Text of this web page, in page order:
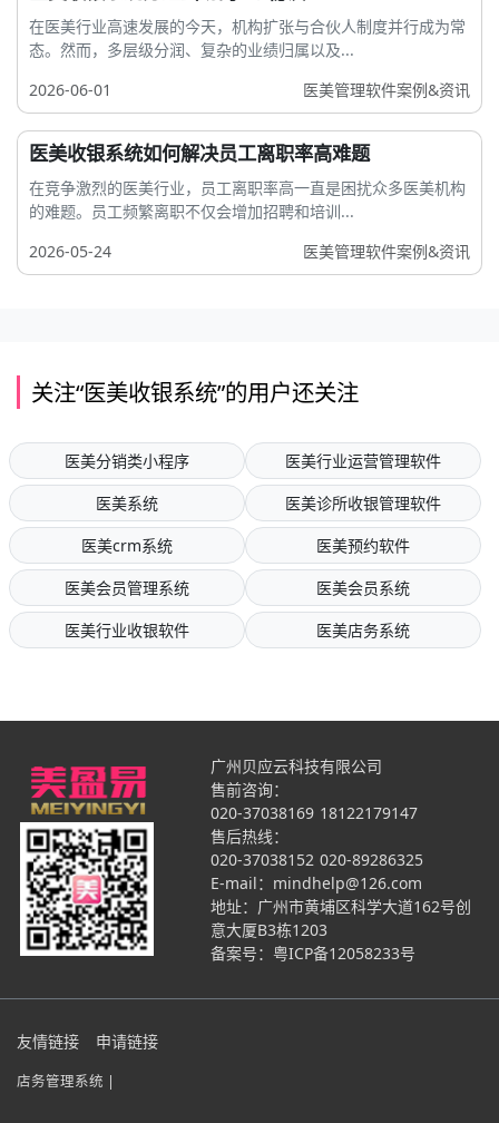
在医美行业高速发展的今天，机构扩张与合伙人制度并行成为常
态。然而，多层级分润、复杂的业绩归属以及...
2026-06-01
医美管理软件案例&资讯
医美收银系统如何解决员工离职率高难题
在竞争激烈的医美行业，员工离职率高一直是困扰众多医美机构
的难题。员工频繁离职不仅会增加招聘和培训...
2026-05-24
医美管理软件案例&资讯
关注“医美收银系统”的用户还关注
医美分销类小程序
医美行业运营管理软件
医美系统
医美诊所收银管理软件
医美crm系统
医美预约软件
医美会员管理系统
医美会员系统
医美行业收银软件
医美店务系统
广州贝应云科技有限公司
售前咨询：
020-37038169 18122179147
售后热线：
020-37038152 020-89286325
E-mail：mindhelp@126.com
地址：广州市黄埔区科学大道162号创
意大厦B3栋1203
备案号： 粤ICP备12058233号
友情链接 申请链接
店务管理系统 |